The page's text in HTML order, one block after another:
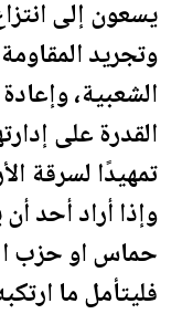
يسعون إلى
وتجريد
الشعبية،
القدرة على
تمهيدًا لسرقة
وإذا أراد أحد
حماس او حزب
فليتأمل ما